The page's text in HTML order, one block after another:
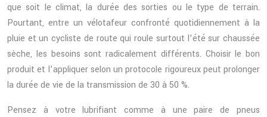
que soit le climat, la durée des sorties ou le type de terrain.
Pourtant, entre un vélotafeur confronté quotidiennement à la
pluie et un cycliste de route qui roule surtout l’été sur chaussée
sèche, les besoins sont radicalement différents. Choisir le bon
produit et l’appliquer selon un protocole rigoureux peut prolonger
la durée de vie de la transmission de 30 à 50 %.
Pensez à votre lubrifiant comme à une paire de pneus